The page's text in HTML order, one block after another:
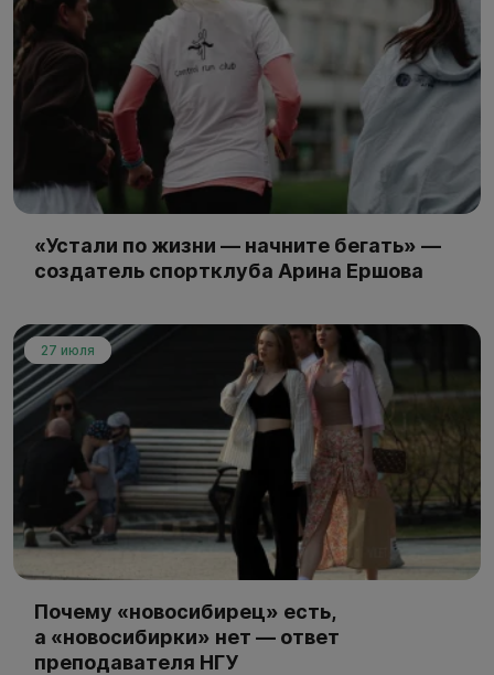
«Устали по жизни — начните бегать» —
создатель спортклуба Арина Ершова
27 июля
Почему «новосибирец» есть,
а «новосибирки» нет — ответ
преподавателя НГУ